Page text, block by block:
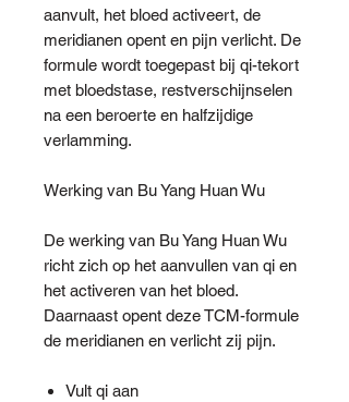
aanvult, het bloed activeert, de
meridianen opent en pijn verlicht. De
formule wordt toegepast bij qi-tekort
met bloedstase, restverschijnselen
na een beroerte en halfzijdige
verlamming.
Werking van Bu Yang Huan Wu
De werking van Bu Yang Huan Wu
richt zich op het aanvullen van qi en
het activeren van het bloed.
Daarnaast opent deze TCM-formule
de meridianen en verlicht zij pijn.
Vult qi aan